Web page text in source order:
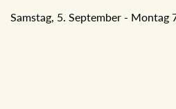
Samstag, 5. September - Montag